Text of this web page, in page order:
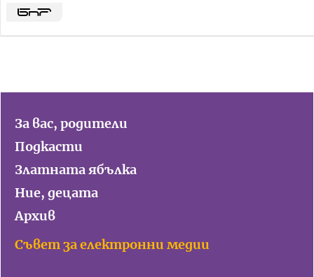
За вас, родители
Подкасти
Златната ябълка
Ние, децата
Архив
Съвет за електронни медии